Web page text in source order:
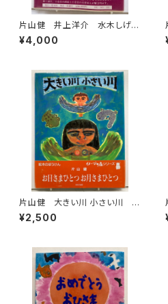
片山健 井上洋介 水木しげ
る 花輪和一 長新太 赤瀬
川原平など 猫町の絵本 堀
版 北宋社
¥4,000
片山健 大きい川 小さい川 1
991年 イメージの森 ほるぷ
出版刊
¥2,500